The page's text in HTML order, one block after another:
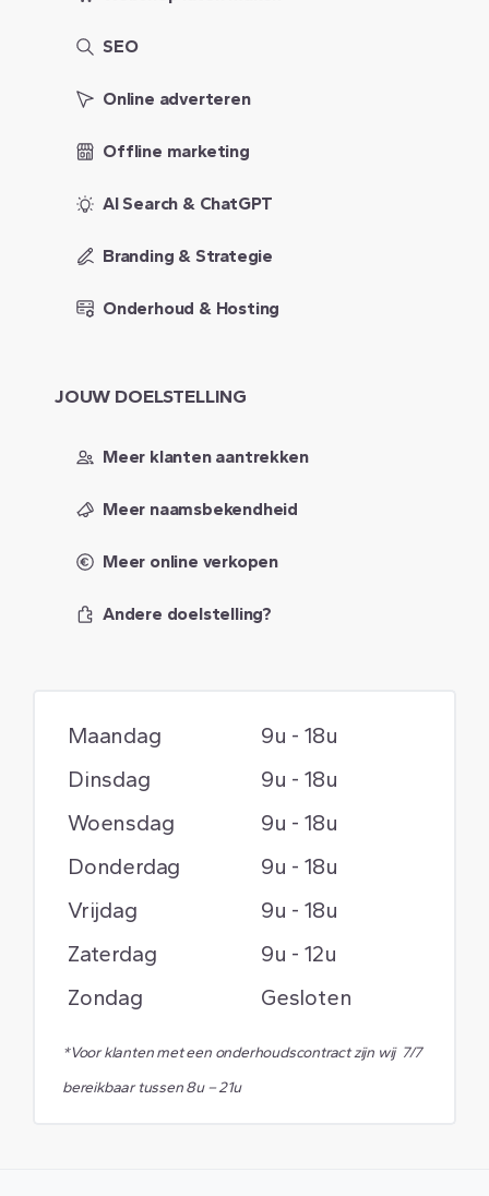
SEO
Online adverteren
Offline marketing
AI Search & ChatGPT
Branding & Strategie
Onderhoud & Hosting
JOUW DOELSTELLING
Meer klanten aantrekken
Meer naamsbekendheid
Meer online verkopen
Andere doelstelling?
Maandag
Dinsdag
Woensdag
Donderdag
Vrijdag
Zaterdag
Zondag
9u - 18u
9u - 18u
9u - 18u
9u - 18u
9u - 18u
9u - 12u
Gesloten
*Voor klanten met een onderhoudscontract zijn wij 7/7
bereikbaar tussen 8u – 21u